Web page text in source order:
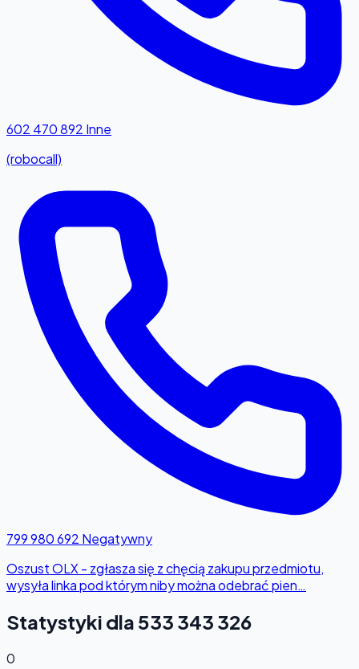
602 470 892 Inne
(robocall)
799 980 692 Negatywny
Oszust OLX - zgłasza się z chęcią zakupu przedmiotu,
wysyła linka pod którym niby można odebrać pien…
Statystyki dla 533 343 326
0